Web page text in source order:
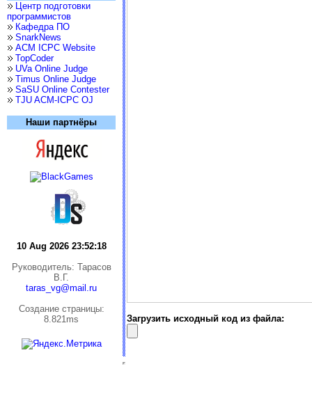
Центр подготовки
программистов
Кафедра ПО
SnarkNews
ACM ICPC Website
TopCoder
UVa Online Judge
Timus Online Judge
SaSU Online Contester
TJU ACM-ICPC OJ
Наши партнёры
10 Aug 2026 23:52:19
Руководитель: Тарасов
В.Г.
taras_vg@mail.ru
Cоздание страницы:
8.821ms
Загрузить исходный код из файла: